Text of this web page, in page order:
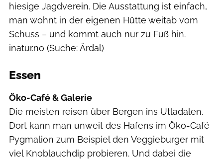
hiesige Jagdverein. Die Ausstattung ist einfach,
man wohnt in der eigenen Hütte weitab vom
Schuss – und kommt auch nur zu Fuß hin.
inatur.no (Suche: Årdal)
Essen
Öko-Café & Galerie
Die meisten reisen über Bergen ins Utladalen.
Dort kann man unweit des Hafens im Öko-Café
Pygmalion zum Beispiel den Veggieburger mit
viel Knoblauchdip probieren. Und dabei die